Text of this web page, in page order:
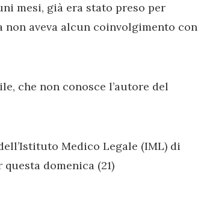
mesi, già era stato preso per
non aveva alcun coinvolgimento con
che non conosce l’autore del
Medico Legale (IML) di
domenica (21)